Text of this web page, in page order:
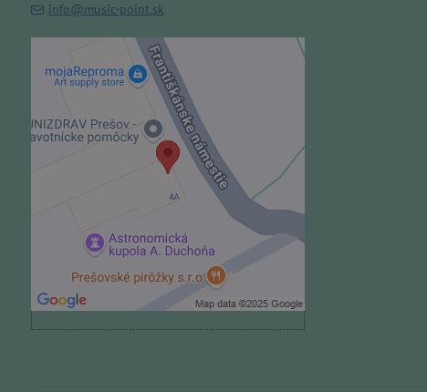
info@music-point.sk
Externý obsah je blokovaný
Voľbami súkromia
Prajete si načítať externý obsah?
Povoliť tentokrát
Povoliť a zapamätať - súhlas s
druhom cookie: Funkčné
Otvoriť obsah v novom okne